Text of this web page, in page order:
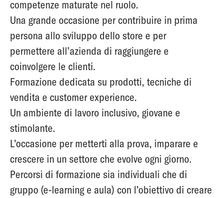
competenze maturate nel ruolo.
Una grande occasione per contribuire in prima
persona allo sviluppo dello store e per
permettere all’azienda di raggiungere e
coinvolgere le clienti.
Formazione dedicata su prodotti, tecniche di
vendita e customer experience.
Un ambiente di lavoro inclusivo, giovane e
stimolante.
L’occasione per metterti alla prova, imparare e
crescere in un settore che evolve ogni giorno.
Percorsi di formazione sia individuali che di
gruppo (e-learning e aula) con l’obiettivo di creare